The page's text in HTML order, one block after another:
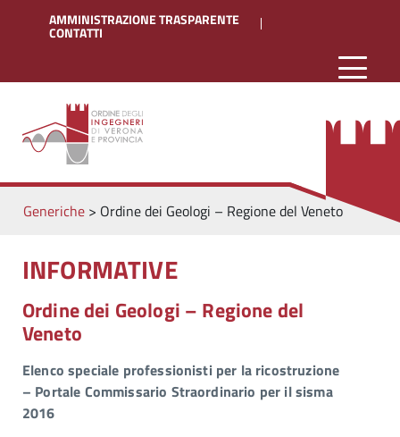
AMMINISTRAZIONE TRASPARENTE
CONTATTI
Generiche> Ordine dei Geologi – Regione del Veneto
INFORMATIVE
Ordine dei Geologi – Regione del
Veneto
Elenco speciale professionisti per la ricostruzione
– Portale Commissario Straordinario per il sisma
2016